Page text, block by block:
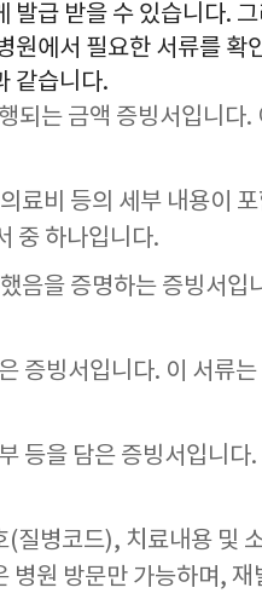
발급 받을 수 있습니다.
원에서 필요한 서류를 확
같습니다.
되는 금액 증빙서입니다
료비 등의 세부 내용이
중 하나입니다.
음을 증명하는 증빙서입
증빙서입니다. 이 서류
등을 담은 증빙서입니
병코드), 치료내용 및
병원 방문만 가능하며,